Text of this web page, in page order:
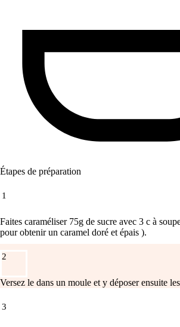
Étapes de préparation
1
Faites caraméliser 75g de sucre avec 3 c à
pour obtenir un caramel doré et épais ).
2
Versez le dans un moule et y déposer ensuite
3